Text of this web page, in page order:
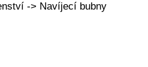
-> Navíjecí bubny